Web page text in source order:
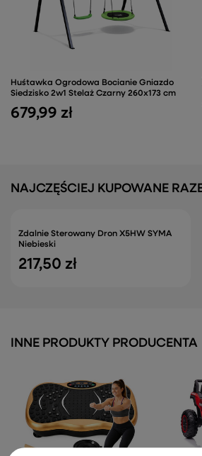
Huśtawka Ogrodowa Bocianie Gniazdo
Siedzisko 2w1 Stelaż Czarny 260x173 cm
679,99 zł
NAJCZĘŚCIEJ KUPOWANE
Zdalnie Sterowany Dron X5HW SYMA
Niebieski
217,50 zł
INNE PRODUKTY PRODUCENTA